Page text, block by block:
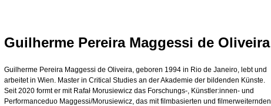
Guilherme Pereira Maggessi de Oliveira
Guilherme Pereira Maggessi de Oliveira, geboren 1994 in Rio de Janeiro, lebt und
arbeitet in Wien. Master in Critical Studies an der Akademie der bildenden Künste.
Seit 2020 formt er mit Rafał Morusiewicz das Forschungs-, Künstler:innen- und
Performanceduo Maggessi/Morusiewicz, das mit filmbasierten und filmerweiternden